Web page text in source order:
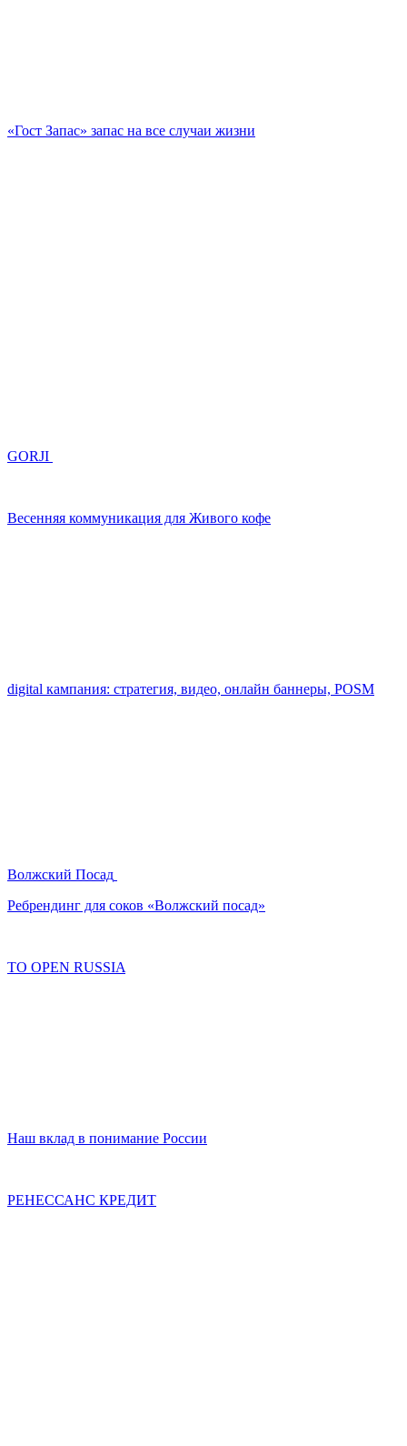
«Гост Запас» запас на все случаи жизни
GORJI
Весенняя коммуникация для Живого кофе
digital кампания: стратегия, видео, онлайн баннеры, POSM
Волжский Посад
Ребрендинг для соков «Волжский посад»
TO OPEN RUSSIA
Наш вклад в понимание России
РЕНЕССАНС КРЕДИТ